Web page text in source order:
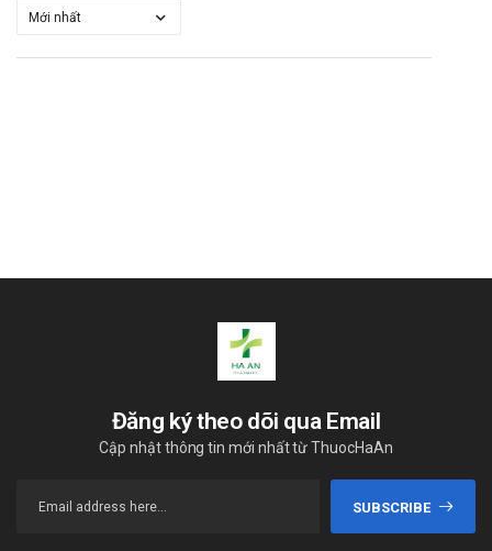
Đăng ký theo dõi qua Email
Cập nhật thông tin mới nhất từ ThuocHaAn
SUBSCRIBE